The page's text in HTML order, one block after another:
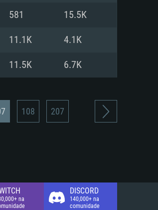
581 15.5K
11.1K 4.1K
11.5K 6.7K
108 207
na
DISCORD
140,000+ na
comunidade